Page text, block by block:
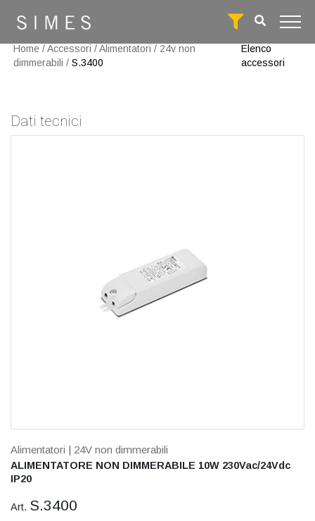
Home /Accessori /Alimentatori / 24v non
dimmerabili / S.3400
Elenco
accessori
Dati tecnici
Alimentatori | 24V non dimmerabili
ALIMENTATORE NON DIMMERABILE 10W 230Vac/24Vdc
IP20
Art. S.3400